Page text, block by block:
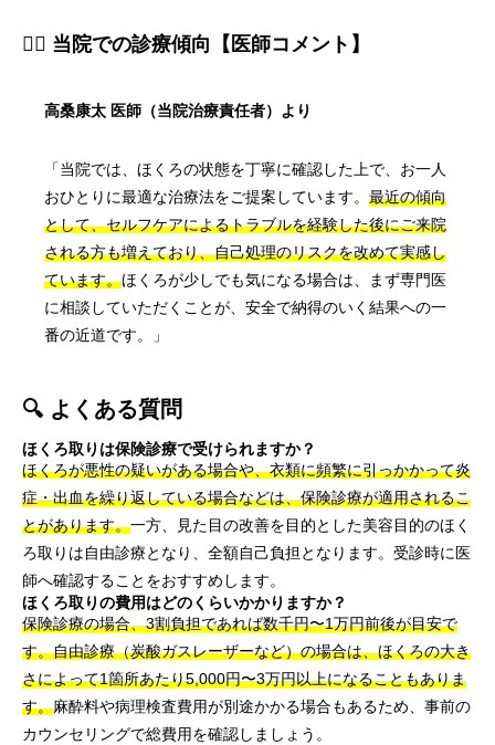
👨‍⚕️ 当院での診療傾向【医師コメント】
高桑康太 医師（当院治療責任者）より
「当院では、ほくろの状態を丁寧に確認した上で、お一人
おひとりに最適な治療法をご提案しています。 最近の傾向
として、セルフケアによるトラブルを経験した後にご来院
される方も増えており、自己処理のリスクを改めて実感し
ています。ほくろが少しでも気になる場合は、まず専門医
に相談していただくことが、安全で納得のいく結果への一
番の近道です。」
🔍 よくある質問
ほくろ取りは保険診療で受けられますか？
ほくろが悪性の疑いがある場合や、衣類に頻繁に引っかかって炎
症・出血を繰り返している場合などは、保険診療が適用されるこ
とがあります。一方、見た目の改善を目的とした美容目的のほく
ろ取りは自由診療となり、全額自己負担となります。受診時に医
師へ確認することをおすすめします。
ほくろ取りの費用はどのくらいかかりますか？
保険診療の場合、3割負担であれば数千円〜1万円前後が目安で
す。自由診療（炭酸ガスレーザーなど）の場合は、ほくろの大き
さによって1箇所あたり5,000円〜3万円以上になることもありま
す。麻酔料や病理検査費用が別途かかる場合もあるため、事前の
カウンセリングで総費用を確認しましょう。